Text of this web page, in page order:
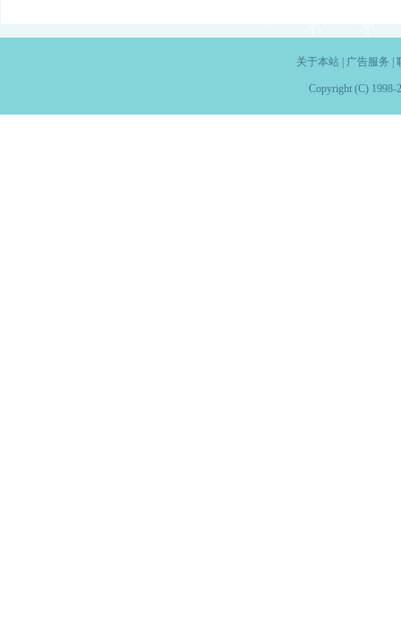
关于本站| 广告服务
Copyright (C) 1998-